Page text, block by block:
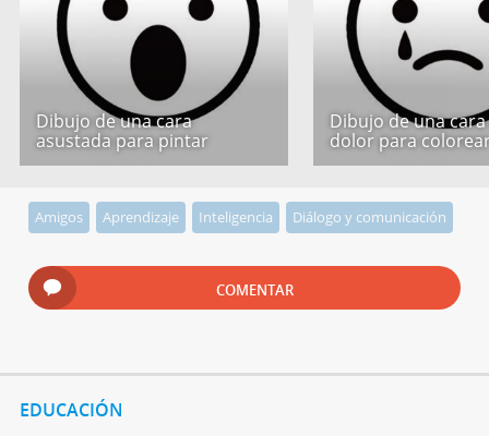
Dibujo de una cara
asustada para pintar
Dibujo de una
dolor para
Amigos Aprendizaje Inteligencia Diálogo y comunicación
COMENTAR
EDUCACIÓN